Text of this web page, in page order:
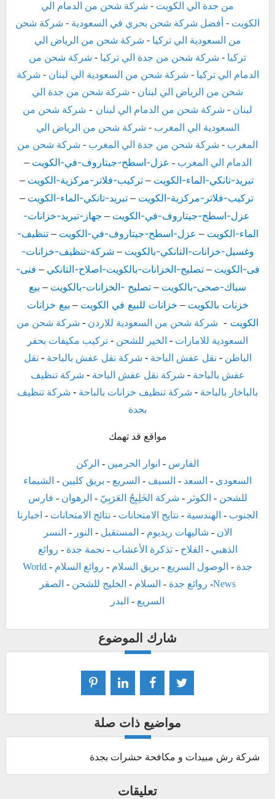
من جدة الي الكويت - شركة شحن من الدمام الي
الكويت - أفضل شركة شحن بحري في السعودية - شركة شحن
من السعودية الي تركيا - شركة شحن من الرياض الي
تركيا - شركة شحن من جدة الي تركيا - شركة شحن من
الدمام الي تركيا - شركة شحن من السعودية الي لبنان - شركة
شحن من الرياض الي لبنان - شركة شحن من جدة الي
لبنان - شركة شحن من الدمام الي لبنان - شركة شحن من
السعودية الي المغرب - شركة شحن من الرياض الي
المغرب - شركة شحن من جدة الي المغرب - شركة شحن من
الدمام الي المغرب - عزل-اسطح-جيتاروف-في-الكويت –
تبريد-تانكي-الماء-الكويت –تركيب-فلاتر-مركزية-الكويت –
تركيب-فلاتر-مركزية-الكويت –تبريد-تانكي-الماء-الكويت –
عزل-اسطح-جيتاروف-في-الكويت – جهاز-تبريد-خزانات-
الماء-الكويت – عزل-اسطح-جيتاروف-في-الكويت –تنظيف-
وغسيل-خزانات-التانكي-بالكويت – شركة-تنظيف-خزانات-
فى-الكويت –تصليح-الخزانات-بالكويت-اصلاح-التانكي – فنى-
سباك-صحى-بالكويت – تصليح -الخزانات-بالكويت – بيع
خزنات بالكويت – خزانات للبيع في الكويت – بيع خزانات
الكويت - شركة شحن من السعودية للاردن - شركة شحن من
السعودية للامارات - الخير للشحن - تركيب مكيفات بحفر
الباطن - نقل عفش الباحة - شركة نقل عفش بالباحة - نقل
عفش بالباحة - شركة نقل عفش الباحة - شركة تنظيف
بالباخار بالباحة - شركة تنظيف خزانات بالباحة - شركة تنظيف
بجدة
مواقع قد تهمك
الفارس - انوار الحرمين - الركن
السعودى - السعد - السيف - السريع - بريق كليين - الشيماء
للشحن - الكوثر - شركة الخَلِيِجُ العَرَبِيّ - الرهوان - فارس
الجنوب - الهندسية - نتايج الامتحانات - نتائج الامتحانات - اخبارنا
الان - شاليهات ريديوم - المستقبل - النور - النسر
الذهبي - الفلاح -تذكرة الأعشاب - نجمة جدة - روائع
جدة - الوصول السريع - بريق السلام - روائع السلام -
World
News
- روائع جدة - السلام - الخليج للشحن - الصقر
السريع - البدر
شارك الموضوع
مواضيع ذات صلة
شركة رش مبيدات و مكافحة حشرات بجدة
تعليقات